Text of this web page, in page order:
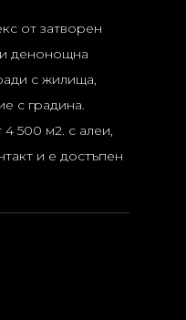
от затворен
денонощна
с жилища,
с градина.
500 м2. с алеи,
и е достъпен